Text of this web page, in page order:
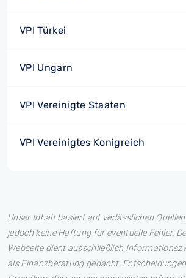
VPI Türkei
VPI Ungarn
VPI Vereinigte Staaten
VPI Vereinigtes Konigreich
Unser Inhalt basiert auf verlässlichen
jedoch keine Haftung für eventuelle Fehler.
Webseite dient ausschließlich
als Finanzberatung gedacht.